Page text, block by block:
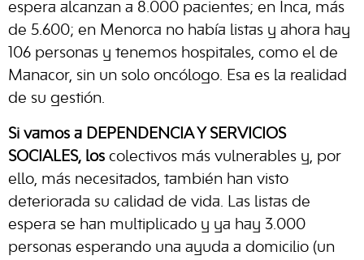
espera alcanzan a 8.000 pacientes; en Inca, más
de 5.600; en Menorca no había listas y ahora hay
106 personas y tenemos hospitales, como el de
Manacor, sin un solo oncólogo. Esa es la realidad
de su gestión.
Si vamos a DEPENDENCIA Y SERVICIOS
SOCIALES, los colectivos más vulnerables y, por
ello, más necesitados, también han visto
deteriorada su calidad de vida. Las listas de
espera se han multiplicado y ya hay 3.000
personas esperando una ayuda a domicilio (un